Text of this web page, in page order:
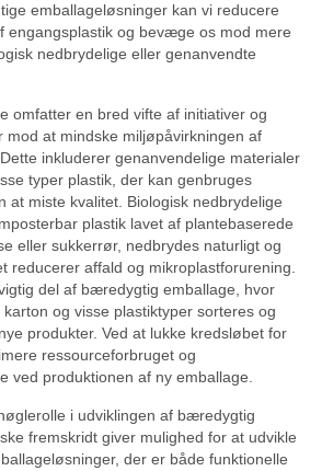
emballageløsninger kan vi reducere
engangsplastik og bevæge os mod mere
nedbrydelige eller genanvendte
omfatter en bred vifte af initiativer og
mod at mindske miljøpåvirkningen af
inkluderer genanvendelige materialer
typer plastik, der kan genbruges
at miste kvalitet. Biologisk nedbrydelige
plastik lavet af plantebaserede
eller sukkerrør, nedbrydes naturligt og
reducerer affald og mikroplastforurening.
del af bæredygtig emballage, hvor
og visse plastiktyper sorteres og
produkter. Ved at lukke kredsløbet for
ressourceforbruget og
ved produktionen af ​​ny emballage.
i udviklingen af ​​bæredygtig
fremskridt giver mulighed for at udvikle
der er både funktionelle